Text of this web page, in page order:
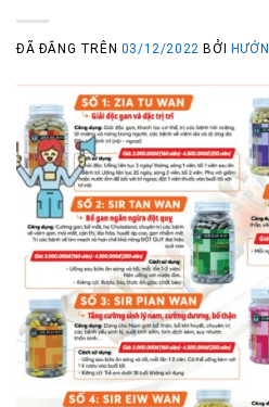
ĐÃ ĐĂNG TRÊN 03/12/2022 BỞI